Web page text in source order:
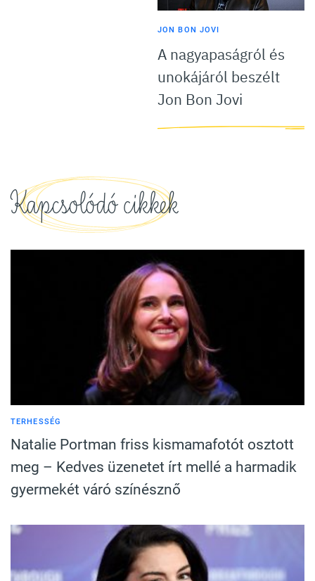
JON BON JOVI
A nagyapaságról és
unokájáról beszélt
Jon Bon Jovi
Kapcsolódó cikkek
TERHESSÉG
Natalie Portman friss kismamafotót osztott
meg – Kedves üzenetet írt mellé a harmadik
gyermekét váró színésznő